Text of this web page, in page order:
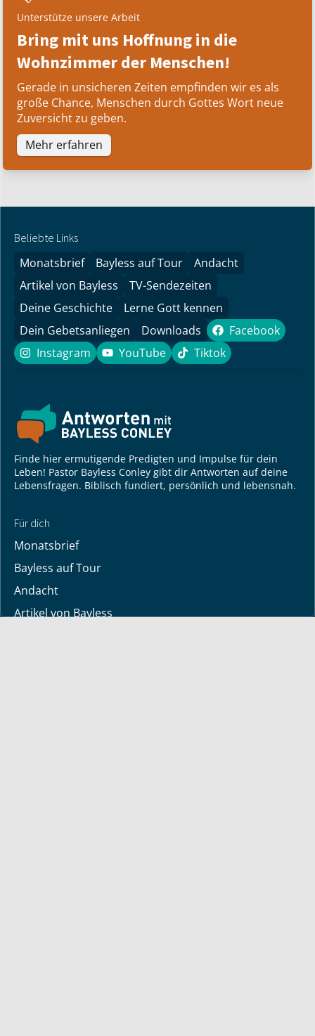
Unterstütze unsere Arbeit
Bring mit uns Hoffnung in die
Wohnzimmer der Menschen!
Gerade in unsicheren Zeiten empfinden wir es als
große Chance, Menschen durch Gottes Wort neue
Zuversicht zu geben.
Mehr erfahren
Beliebte Links
Monatsbrief Bayless auf Tour
Andacht
Artikel von Bayless
TV-Sendezeiten
Deine Geschichte
Lerne Gott kennen
Dein Gebetsanliegen
Downloads Facebook
Facebook
Instagram
Instagram YouTube
YouTube Tiktok
Tiktok
Finde hier ermutigende Predigten und Impulse für dein
Leben! Pastor Bayless Conley gibt dir Antworten auf deine
Lebensfragen. Biblisch fundiert, persönlich und lebensnah.
Für dich
Monatsbrief
Bayless auf Tour
Andacht
Artikel von Bayless